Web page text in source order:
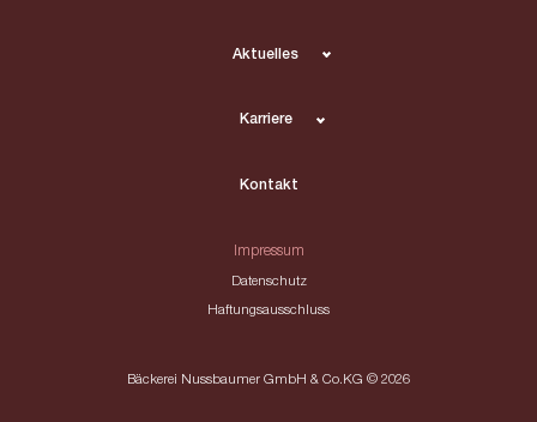
Aktuelles
Karriere
Kontakt
Impressum
Datenschutz
Haftungsausschluss
Bäckerei Nussbaumer GmbH & Co.KG © 2026